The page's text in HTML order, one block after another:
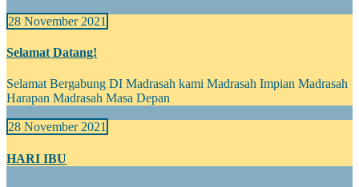
28 November 2021
Selamat Datang!
Selamat Bergabung DI Madrasah kami Madrasah Impian Madrasah
Harapan Madrasah Masa Depan
28 November 2021
HARI IBU